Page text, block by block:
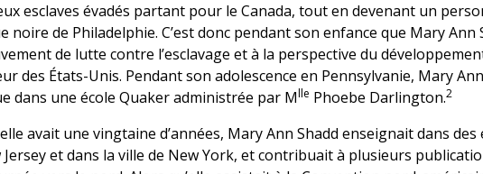
esclaves évadés partant pour le Canada, tout en devenant un
noire de Philadelphie. C’est donc pendant son enfance que Mary
de lutte contre l’esclavage et à la perspective du
des États-Unis. Pendant son adolescence en Pennsylvanie, Mary
dans une école Quaker administrée par Mlle Phoebe Darlington.2
avait une vingtaine d’années, Mary Ann Shadd enseignait dans
Jersey et dans la ville de New York, et contribuait à plusieurs